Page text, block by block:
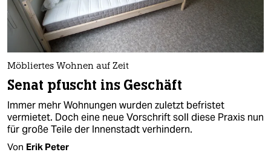
Möbliertes Wohnen auf Zeit
Senat pfuscht ins Geschäft
Immer mehr Wohnungen wurden zuletzt befristet
vermietet. Doch eine neue Vorschrift soll diese Praxis nun
für große Teile der Innenstadt verhindern.
Von Erik Peter